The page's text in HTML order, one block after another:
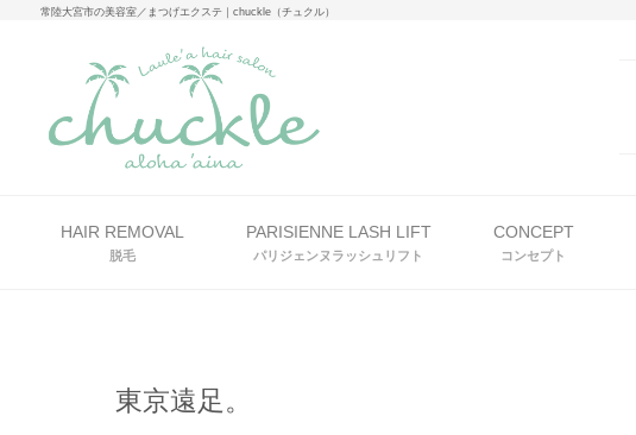
常陸大宮市の美容室／まつげエクステ｜chuckle（チュクル）
HAIR REMOVAL
脱毛
PARISIENNE LASH LIFT
パリジェンヌラッシュリフト
CONCEPT
コンセプト
東京遠足。